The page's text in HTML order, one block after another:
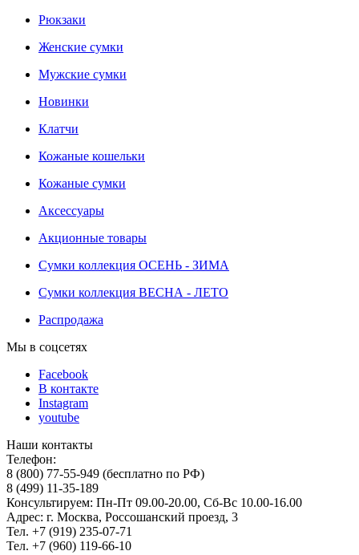
Рюкзаки
Женские сумки
Мужские сумки
Новинки
Клатчи
Кожаные кошельки
Кожаные сумки
Аксессуары
Акционные товары
Сумки коллекция ОСЕНЬ - ЗИМА
Сумки коллекция ВЕСНА - ЛЕТО
Распродажа
Мы в соцсетях
Facebook
В контакте
Instagram
youtube
Наши контакты
Телефон:
8 (800) 77-55-949 (бесплатно по РФ)
8 (499) 11-35-189
Консультируем: Пн-Пт 09.00-20.00, Сб-Вс 10.00-16.00
Адрес: г. Москва, Россошанский проезд, 3
Тел. +7 (919) 235-07-71
Тел. +7 (960) 119-66-10